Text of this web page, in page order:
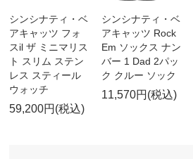
シンシナティ・ベ
アキャッツ フォ
スil ザ ミニマリス
ト スリム ステン
レス スティール
ウォッチ
59,200円(税込)
シンシナティ・ベ
アキャッツ Rock
Em ソックス ナン
バー 1 Dad 2パッ
ク クルー ソック
11,570円(税込)